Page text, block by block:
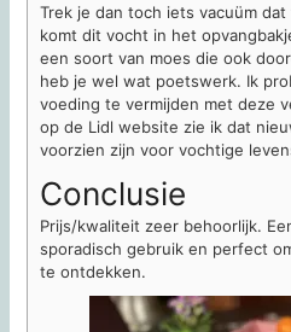
Trek je dan toch iets vacuüm
komt dit vocht in het
een soort van moes die ook
heb je wel wat poetswerk. Ik
voeding te vermijden met deze
op de Lidl website zie ik dat
voorzien zijn voor vochtige
Conclusie
Prijs/kwaliteit zeer behoorlijk.
sporadisch gebruik en perfect
te ontdekken.